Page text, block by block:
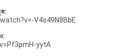
V4s49N8BbE
yytA